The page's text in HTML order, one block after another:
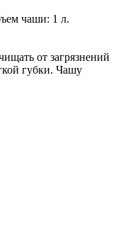
чаши: 1 л.
от загрязнений
губки. Чашу